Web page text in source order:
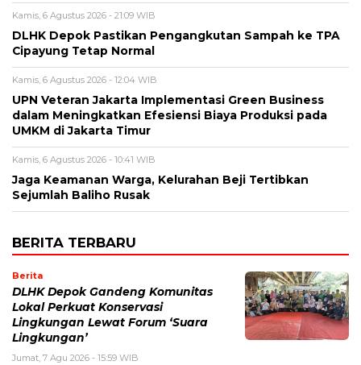
Kamis, 6 Agustus 2026 - 21:09 WIB
DLHK Depok Pastikan Pengangkutan Sampah ke TPA
Cipayung Tetap Normal
Kamis, 6 Agustus 2026 - 12:04 WIB
UPN Veteran Jakarta Implementasi Green Business
dalam Meningkatkan Efesiensi Biaya Produksi pada
UMKM di Jakarta Timur
Kamis, 6 Agustus 2026 - 10:41 WIB
Jaga Keamanan Warga, Kelurahan Beji Tertibkan
Sejumlah Baliho Rusak
BERITA TERBARU
Berita
DLHK Depok Gandeng Komunitas
Lokal Perkuat Konservasi
Lingkungan Lewat Forum ‘Suara
Lingkungan’
Jumat, 7 Agu 2026 - 15:59 WIB